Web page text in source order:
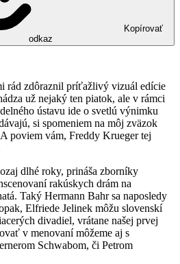
Kopírovať
odkaz
rád zdôraznil príťažlivý vizuál edície
už nejaký ten piatok, ale v rámci
ústavu ide o svetlú výnimku
si spomeniem na môj zväzok
A poviem vám, Freddy Krueger tej
dlhé roky, prináša zborníky
rakúskych drám na
Taký Hermann Bahr sa naposledy
Elfriede Jelinek môžu slovenskí
divadiel, vrátane našej prvej
v menovaní môžeme aj s
Schwabom, či Petrom